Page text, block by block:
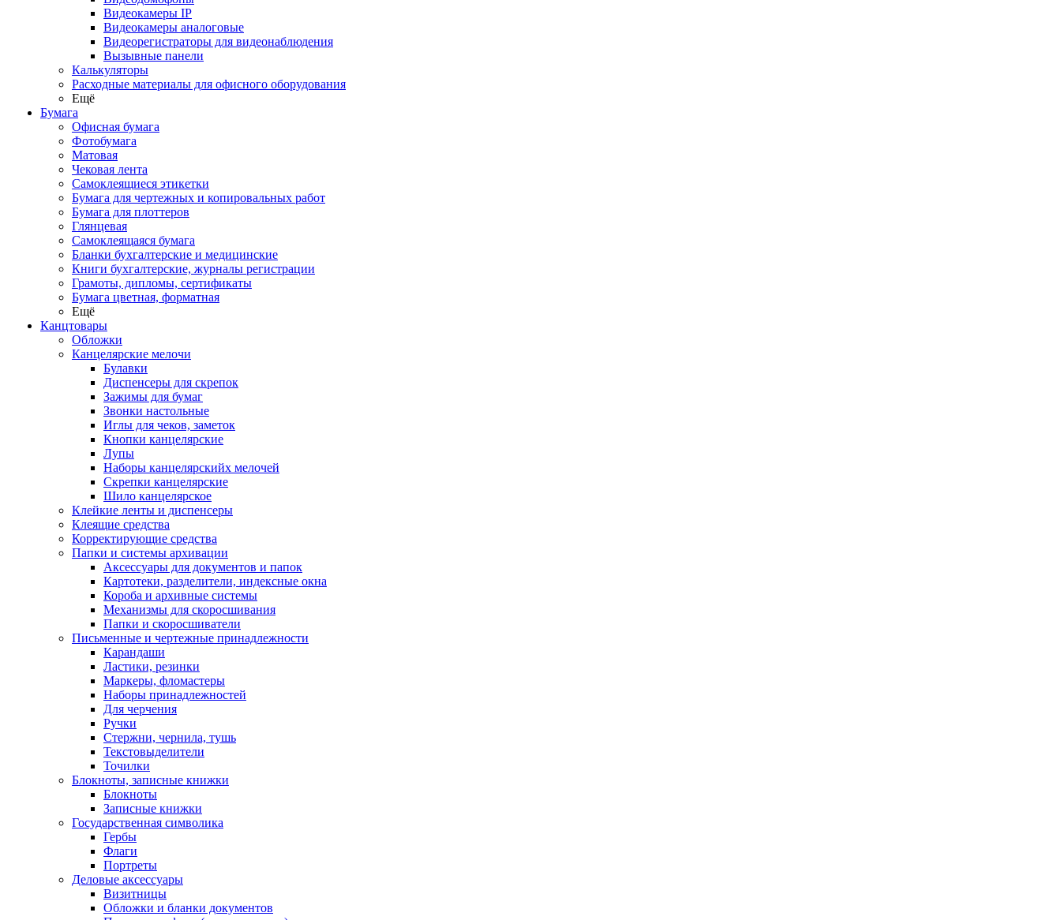
Видеокамеры IP
Видеокамеры аналоговые
Видеорегистраторы для видеонаблюдения
Вызывные панели
Калькуляторы
Расходные материалы для офисного оборудования
Ещё
Бумага
Офисная бумага
Фотобумага
Матовая
Чековая лента
Самоклеящиеся этикетки
Бумага для чертежных и копировальных работ
Бумага для плоттеров
Глянцевая
Самоклеящаяся бумага
Бланки бухгалтерские и медицинские
Книги бухгалтерские, журналы регистрации
Грамоты, дипломы, сертификаты
Бумага цветная, форматная
Ещё
Канцтовары
Обложки
Канцелярские мелочи
Булавки
Диспенсеры для скрепок
Зажимы для бумаг
Звонки настольные
Иглы для чеков, заметок
Кнопки канцелярские
Лупы
Наборы канцелярскийх мелочей
Скрепки канцелярские
Шило канцелярское
Клейкие ленты и диспенсеры
Клеящие средства
Корректирующие средства
Папки и системы архивации
Аксессуары для документов и папок
Картотеки, разделители, индексные окна
Короба и архивные системы
Механизмы для скоросшивания
Папки и скоросшиватели
Письменные и чертежные принадлежности
Карандаши
Ластики, резинки
Маркеры, фломастеры
Наборы принадлежностей
Для черчения
Ручки
Стержни, чернила, тушь
Текстовыделители
Точилки
Блокноты, записные книжки
Блокноты
Записные книжки
Государственная символика
Гербы
Флаги
Портреты
Деловые аксессуары
Визитницы
Обложки и бланки документов